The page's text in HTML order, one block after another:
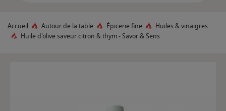
Accueil Autour de la table Épicerie fine
Huiles & vinaigres
Huile d'olive saveur citron & thym - Savor & Sens